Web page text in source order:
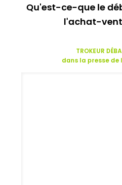
Qu'est-ce-que le
l'achat-
TROKEUR
dans la presse de